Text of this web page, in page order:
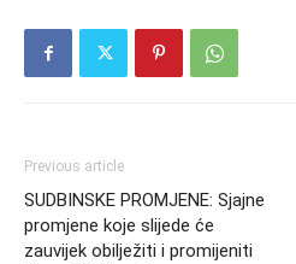
Previous article
SUDBINSKE PROMJENE: Sjajne
promjene koje slijede će
zauvijek obilježiti i promijeniti